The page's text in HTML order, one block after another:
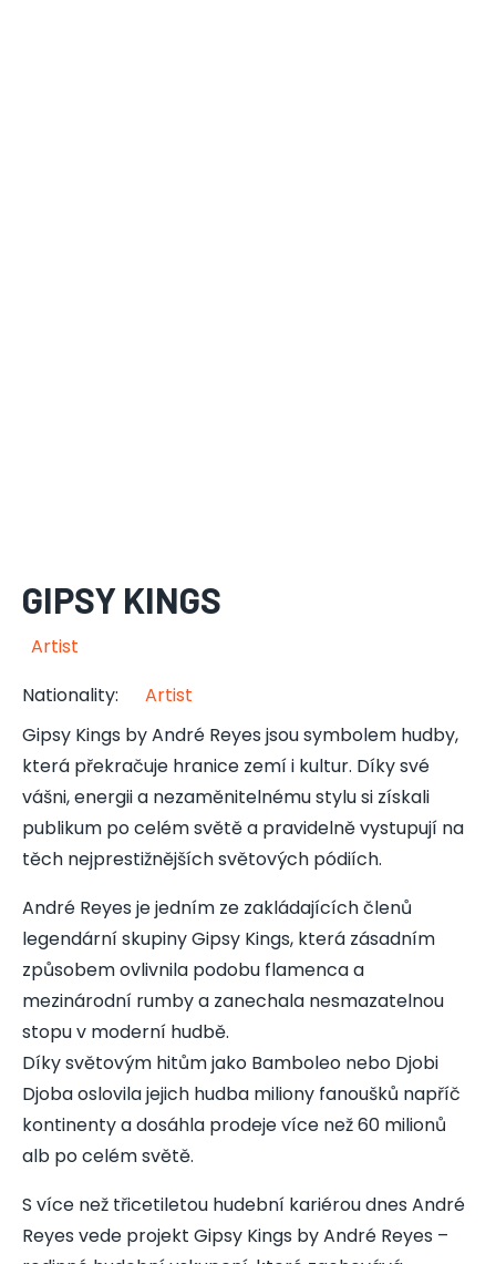
GIPSY KINGS
Artist
Nationality:
Artist
Gipsy Kings by André Reyes jsou symbolem hudby,
která překračuje hranice zemí i kultur. Díky své
vášni, energii a nezaměnitelnému stylu si získali
publikum po celém světě a pravidelně vystupují na
těch nejprestižnějších světových pódiích.
André Reyes je jedním ze zakládajících členů
legendární skupiny Gipsy Kings, která zásadním
způsobem ovlivnila podobu flamenca a
mezinárodní rumby a zanechala nesmazatelnou
stopu v moderní hudbě.
Díky světovým hitům jako Bamboleo nebo Djobi
Djoba oslovila jejich hudba miliony fanoušků napříč
kontinenty a dosáhla prodeje více než 60 milionů
alb po celém světě.
S více než třicetiletou hudební kariérou dnes André
Reyes vede projekt Gipsy Kings by André Reyes –